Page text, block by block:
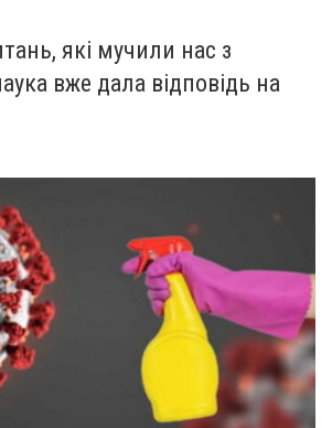
які мучили нас з
вже дала відповідь на